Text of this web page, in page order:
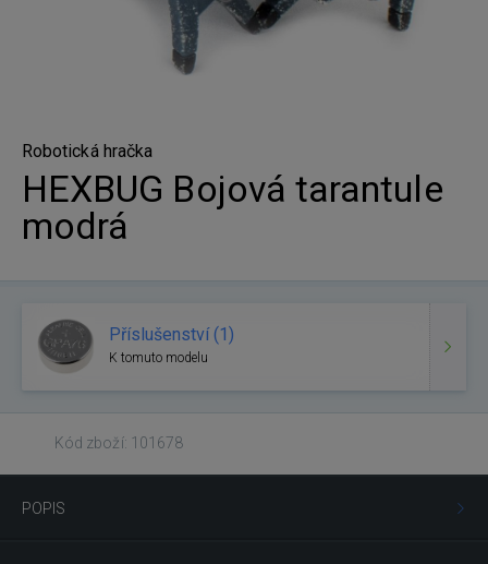
Robotická hračka
HEXBUG Bojová tarantule
modrá
Příslušenství (1)
K tomuto modelu
Kód zboží: 101678
POPIS